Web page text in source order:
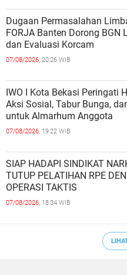
Dugaan Permasalahan
FORJA Banten Dorong BGN
dan Evaluasi Korcam
07/08/2026, 20:26 WIB
IWO I Kota Bekasi Peringati
Aksi Sosial, Tabur Bunga,
untuk Almarhum Anggota
07/08/2026, 19:22 WIB
SIAP HADAPI SINDIKAT
TUTUP PELATIHAN RPE
OPERASI TAKTIS
07/08/2026, 18:34 WIB